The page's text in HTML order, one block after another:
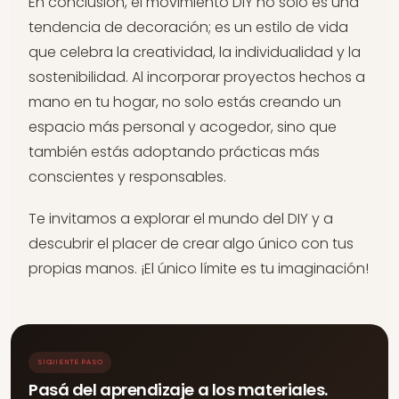
tendencia de decoración; es un estilo de vida
que celebra la creatividad, la individualidad y la
sostenibilidad. Al incorporar proyectos hechos a
mano en tu hogar, no solo estás creando un
espacio más personal y acogedor, sino que
también estás adoptando prácticas más
conscientes y responsables.
Te invitamos a explorar el mundo del DIY y a
descubrir el placer de crear algo único con tus
propias manos. ¡El único límite es tu imaginación!
SIGUIENTE PASO
Pasá del aprendizaje a los materiales.